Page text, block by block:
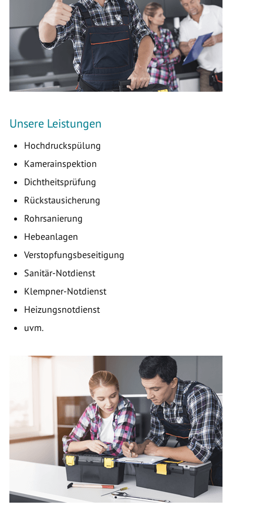
Unsere Leistungen
Hochdruckspülung
Kamerainspektion
Dichtheitsprüfung
Rückstausicherung
Rohrsanierung
Hebeanlagen
Verstopfungsbeseitigung
Sanitär-Notdienst
Klempner-Notdienst
Heizungsnotdienst
uvm.